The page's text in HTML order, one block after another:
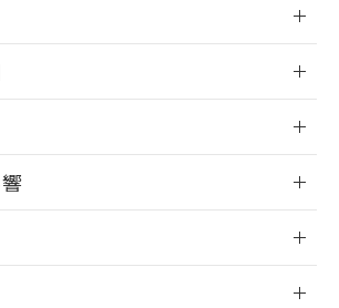
利用に関して"
の「1.共同利
範囲」に記載されている法人を
す。
令（10物質）の非含有証明書
含有証明書（当社基準）
発行日時点で非含有を証明す
過去に遡って非含有を証明する
指令のフタル酸エステル類４
では、対応完了までの期間は出
対応品が混在することから備考
を記載しておりました。
て対応品への在庫切替を完了
とから、特段のことがない限